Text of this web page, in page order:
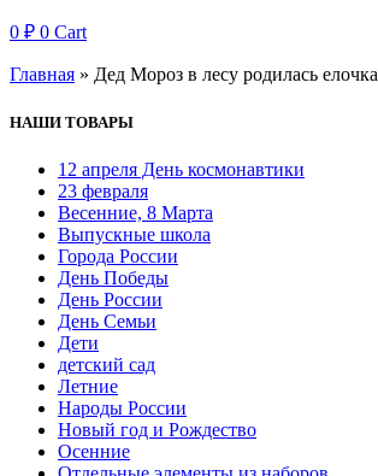
0 ₽ 0 Cart
Главная » Дед Мороз в лесу родилась елочка
НАШИ ТОВАРЫ
12 апреля День космонавтики
23 февраля
Весенние, 8 Марта
Выпускные школа
Города России
День Победы
День России
День Семьи
Дети
детский сад
Летние
Народы России
Новый год и Рождество
Осенние